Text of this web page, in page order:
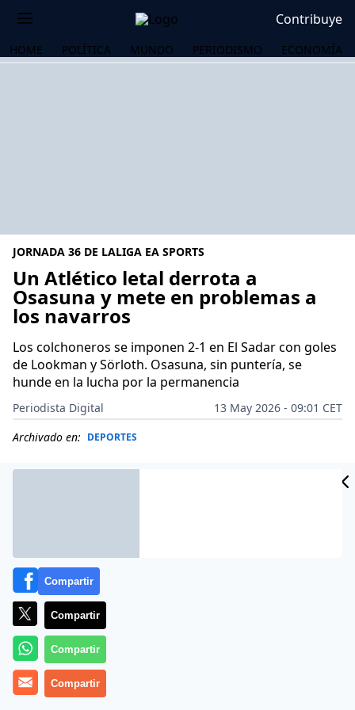
Contribuye
HOME POLÍTICA MUNDO PERIODISMO ECONOMÍA
JORNADA 36 DE LALIGA EA SPORTS
Un Atlético letal derrota a
Osasuna y mete en problemas a
los navarros
Los colchoneros se imponen 2-1 en El Sadar con goles
de Lookman y Sörloth. Osasuna, sin puntería, se
hunde en la lucha por la permanencia
Periodista Digital
13 May 2026 - 09:01 CET
Archivado en: DEPORTES
ElAtlético de Madrid
Compartir
Compartir
Compartir
Compartir